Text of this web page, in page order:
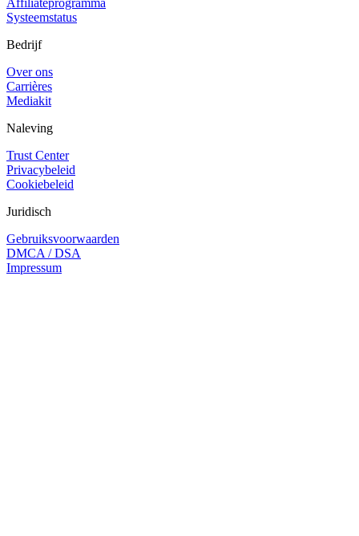
Systeemstatus
Bedrijf
Over ons
Carrières
Mediakit
Naleving
Trust Center
Privacybeleid
Cookiebeleid
Juridisch
Gebruiksvoorwaarden
DMCA / DSA
Impressum